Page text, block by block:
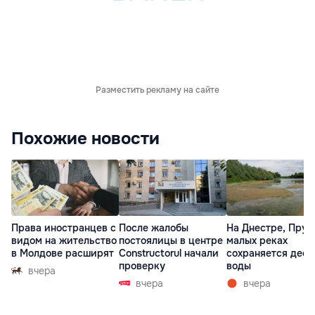
Разместить рекламу на сайте
Похожие новости
Права иностранцев с
видом на жительство
в Молдове расширят
вчера
После жалобы
постоялицы в центре
Constructorul начали
проверку
вчера
На Днестре,
малых реках
сохраняется
воды
вчера